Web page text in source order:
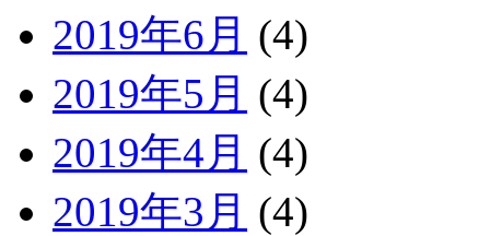
2019年6月 (4)
2019年5月 (4)
2019年4月 (4)
2019年3月 (4)